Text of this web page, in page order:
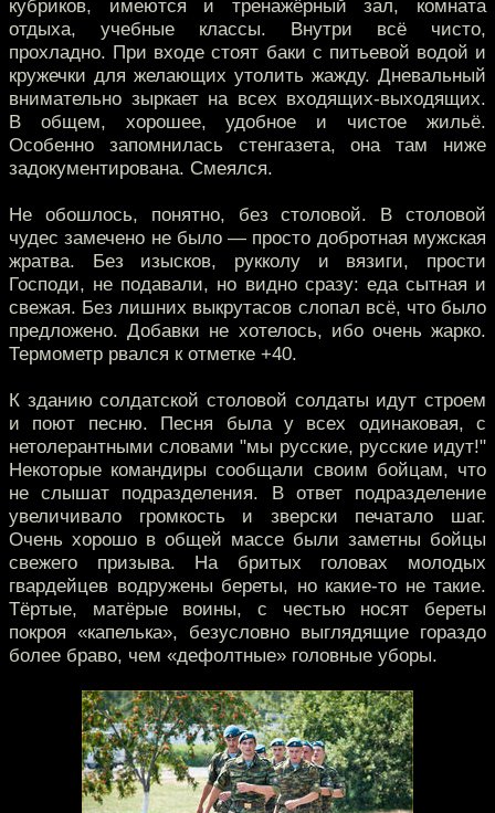
кубриков, имеются и тренажёрный зал, комната
отдыха, учебные классы. Внутри всё чисто,
прохладно. При входе стоят баки с питьевой водой и
кружечки для желающих утолить жажду. Дневальный
внимательно зыркает на всех входящих-выходящих.
В общем, хорошее, удобное и чистое жильё.
Особенно запомнилась стенгазета, она там ниже
задокументирована. Смеялся.
Не обошлось, понятно, без столовой. В столовой
чудес замечено не было — просто добротная мужская
жратва. Без изысков, рукколу и вязиги, прости
Господи, не подавали, но видно сразу: еда сытная и
свежая. Без лишних выкрутасов слопал всё, что было
предложено. Добавки не хотелось, ибо очень жарко.
Термометр рвался к отметке +40.
К зданию солдатской столовой солдаты идут строем
и поют песню. Песня была у всех одинаковая, с
нетолерантными словами "мы русские, русские идут!"
Некоторые командиры сообщали своим бойцам, что
не слышат подразделения. В ответ подразделение
увеличивало громкость и зверски печатало шаг.
Очень хорошо в общей массе были заметны бойцы
свежего призыва. На бритых головах молодых
гвардейцев водружены береты, но какие-то не такие.
Тёртые, матёрые воины, с честью носят береты
покроя «капелька», безусловно выглядящие гораздо
более браво, чем «дефолтные» головные уборы.